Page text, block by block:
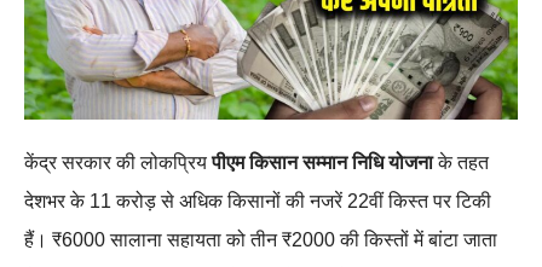
केंद्र सरकार की लोकप्रियपीएम किसान सम्मान निधि योजनाके तहत
देशभर के 11 करोड़ से अधिक किसानों की नजरें 22वीं किस्त पर टिकी
हैं। ₹6000 सालाना सहायता को तीन ₹2000 की किस्तों में बांटा जाता